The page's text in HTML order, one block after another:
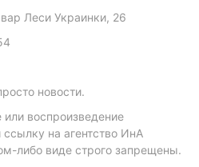
Леси Украинки, 26
новости.
воспроизведение
на агентство ИнА
либо виде строго запрещены.